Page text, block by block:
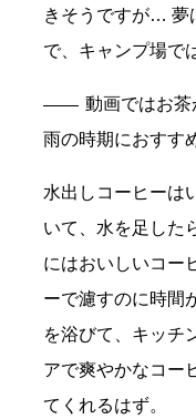
きそうですが… 夢
で、キャンプ場で
動画ではお
雨の時期におすす
水出しコーヒーは
いて、水を足した
にはおいしいコー
ーで濾すのに時間
を浴びて、キッチ
アで爽やかなコー
てくれるはず。